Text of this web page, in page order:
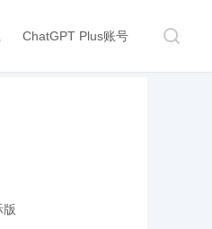
ChatGPT Plus账号
版